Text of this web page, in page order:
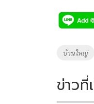
e
b
o
k
Tags
บ้านใหญ่
ข่าว